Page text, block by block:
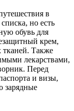
в
но есть
обувь для
крем,
тканей. Также
лекарствами,
Перед
и визы,
зарядные